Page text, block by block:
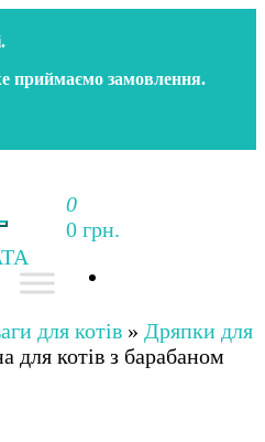
приймаємо замовлення.
котів | Корм, іграшки,
Доставка по
0
0 грн.
Доставка по
для котів » Дряпки для
для котів з барабаном